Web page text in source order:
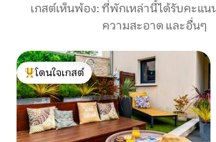
เกสต์เห็นพ้อง: ที่พักเหล่านี้ได้รับคะแน
ความสะอาด และอื่นๆ
โดนใจเกสต์ที่สุด
โดนใจเกสต์